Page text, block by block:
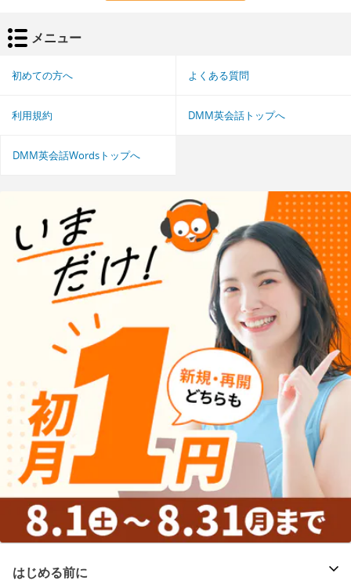
メニュー
初めての方へ よくある質問
利用規約 DMM英会話トップへ
DMM英会話Wordsトップへ
はじめる前に